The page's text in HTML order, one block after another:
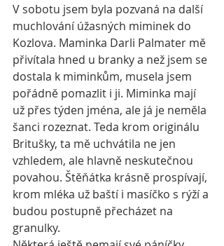
V sobotu jsem byla pozvaná na další
muchlování úžasných miminek do
Kozlova. Maminka Darli Palmater mě
přivítala hned u branky a než jsem se
dostala k miminkům, musela jsem
pořádně pomazlit i ji. Miminka mají
už přes týden jména, ale já je neměla
šanci rozeznat. Teda krom originálu
Britušky, ta mě uchvátila ne jen
vzhledem, ale hlavně neskutečnou
povahou. Štěňátka krásně prospívají,
krom mléka už baští i masíčko s rýží a
budou postupně přecházet na
granulky.